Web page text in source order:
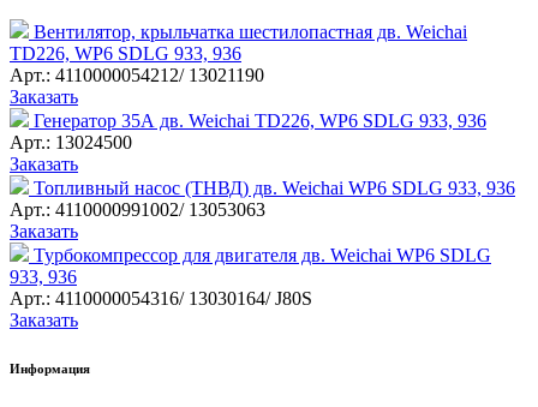
Вентилятор, крыльчатка шестилопастная дв. Weichai
TD226, WP6 SDLG 933, 936
Арт.: 4110000054212/ 13021190
Заказать
Генератор 35А дв. Weichai TD226, WP6 SDLG 933, 936
Арт.: 13024500
Заказать
Топливный насос (ТНВД) дв. Weichai WP6 SDLG 933, 936
Арт.: 4110000991002/ 13053063
Заказать
Турбокомпрессор для двигателя дв. Weichai WP6 SDLG
933, 936
Арт.: 4110000054316/ 13030164/ J80S
Заказать
Информация